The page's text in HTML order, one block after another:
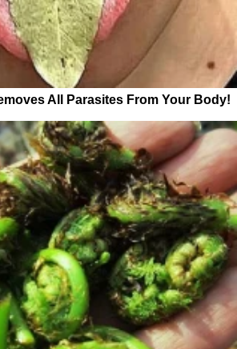
All Parasites From Your Body!